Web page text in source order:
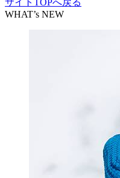
サイトTOPへ戻る
WHAT’s NEW